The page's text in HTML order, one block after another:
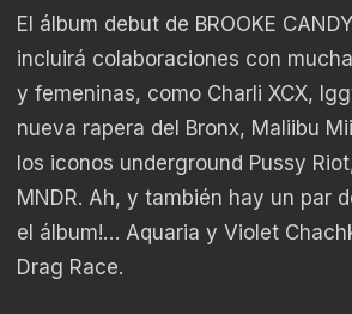
El álbum debut de BROOKE
incluirá colaboraciones con
y femeninas, como Charli XCX,
nueva rapera del Bronx, Maliibu
los iconos underground Pussy
MNDR. Ah, y también hay un par
el álbum!… Aquaria y Violet
Drag Race.